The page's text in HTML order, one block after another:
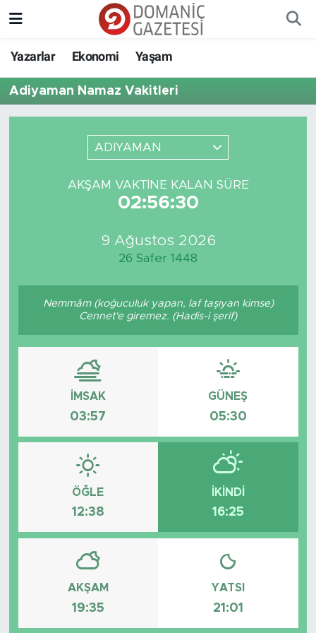
Yazarlar Ekonomi Yaşam
Adiyaman Namaz Vakitleri
ADIYAMAN
AKŞAM VAKTINE KALAN SÜRE
02:56:30
9 Ağustos 2026
26 Safer 1448
Nemmâm (koğuculuk yapan, laf taşıyan kimse)
Cennet'e giremez. (Hadis-i şerif)
İMSAK
03:57
GÜNEŞ
05:30
ÖĞLE
12:38
İKINDI
16:25
AKŞAM
19:35
YATSI
21:01